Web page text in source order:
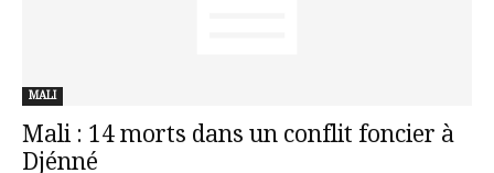
MALI
Mali : 14 morts dans un conflit foncier à
Djénné